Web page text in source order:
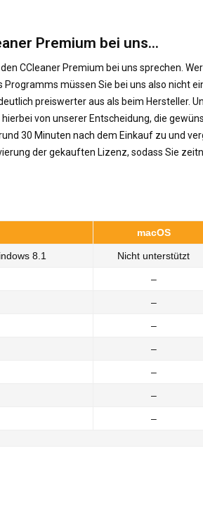
Premium bei uns…
CCleaner Premium bei uns sprechen.
müssen Sie bei uns also nicht
preiswerter aus als beim Hersteller.
von unserer Entscheidung, die
30 Minuten nach dem Einkauf zu und
der gekauften Lizenz, sodass Sie
macOS
8.1 Nicht unterstützt
–
–
–
–
–
–
–